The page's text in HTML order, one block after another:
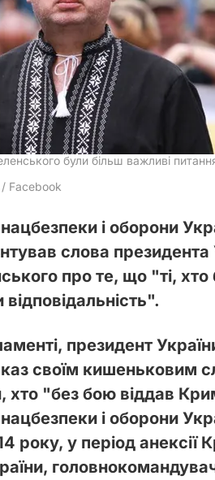
були більш важливі
Facebook
і оборони
слова президента
про те, що "ті, хто
президент
своїм кишеньковим
хто "без бою віддав
і оборони
року, у період анексії